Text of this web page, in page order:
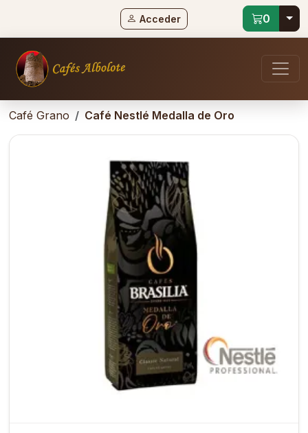
Acceder 0
Café Grano Café Nestlé Medalla de Oro